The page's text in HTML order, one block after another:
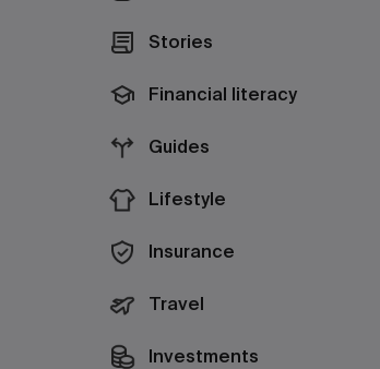
Stories
Financial literacy
Guides
Lifestyle
Insurance
Travel
Investments